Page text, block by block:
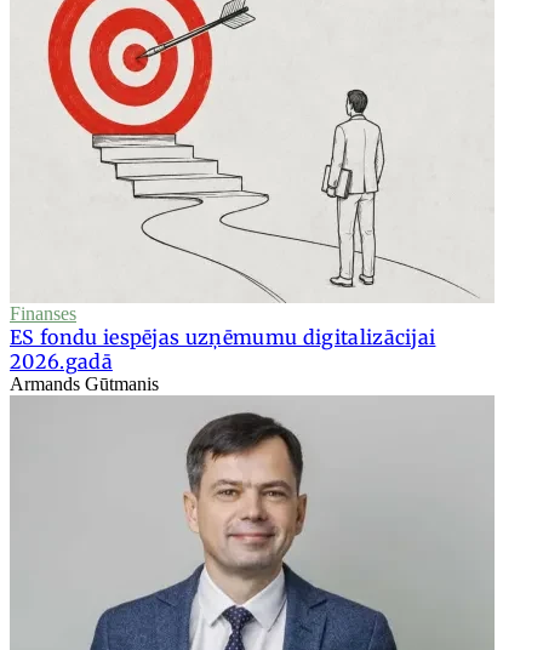
Finanses
ES fondu iespējas uzņēmumu digitalizācijai
2026.gadā
Armands Gūtmanis